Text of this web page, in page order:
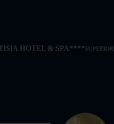
HOTEL & SPA****SUPERIOR